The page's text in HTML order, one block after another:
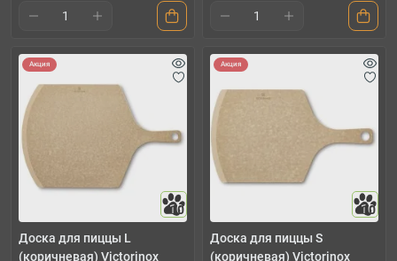
Акция
10
Доска для пиццы L
(коричневая) Victorinox
Акция
10
Доска для пиццы S
(коричневая) Victorinox